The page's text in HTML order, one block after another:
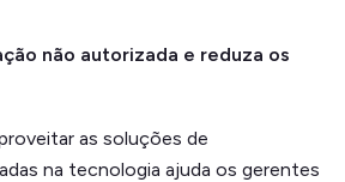
não autorizada e reduza os
as soluções de
na tecnologia ajuda os gerentes